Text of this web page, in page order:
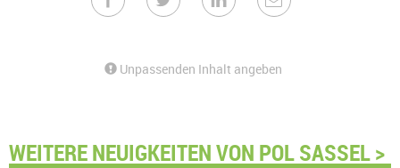
Unpassenden Inhalt angeben
WEITERE NEUIGKEITEN VON POL SASSEL >